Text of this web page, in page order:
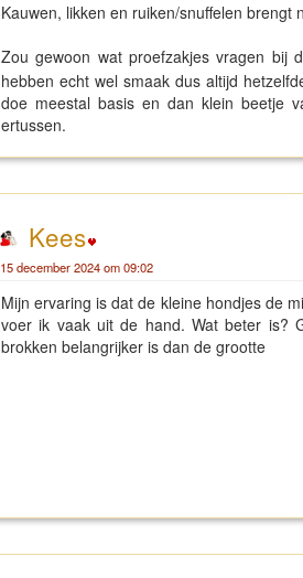
Kauwen, likken en ruiken/snuffelen
Zou gewoon wat proefzakjes vragen bij
hebben echt wel smaak dus altijd
doe meestal basis en dan klein beetje
ertussen.
Kees
15 december 2024 om 09:02
Mijn ervaring is dat de kleine hondjes de
voer ik vaak uit de hand. Wat beter is?
brokken belangrijker is dan de grootte